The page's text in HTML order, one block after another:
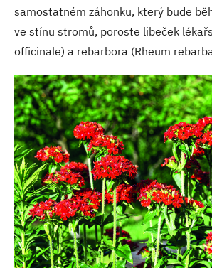
samostatném záhonku, který bude
ve stínu stromů, poroste libeček
officinale) a rebarbora (Rheum